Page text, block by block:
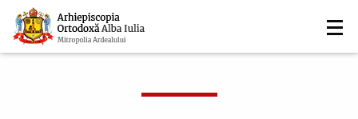
Mergi
la
conţinutul
Navigare
principală